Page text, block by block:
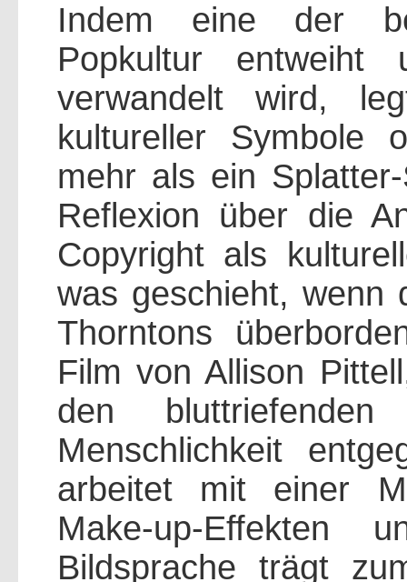
Indem eine der
Popkultur
verwandelt wird,
kultureller Symbole
mehr als ein
Reflexion über die
Copyright als
was geschieht, wenn
Thorntons
Film von Allison
den
Menschlichkeit
arbeitet mit einer
Make-up-Effekten
Bildsprache trägt